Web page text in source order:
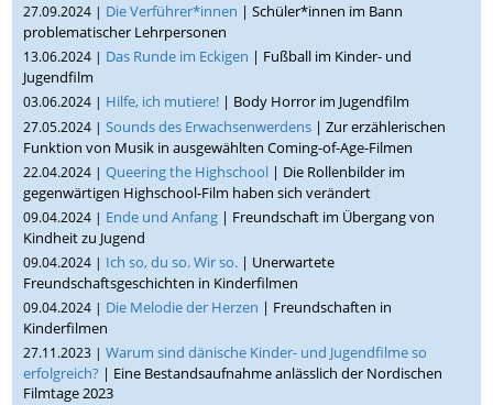
27.09.2024 | Die Verführer*innen | Schüler*innen im Bann
problematischer Lehrpersonen
13.06.2024 | Das Runde im Eckigen | Fußball im Kinder- und
Jugendfilm
03.06.2024 | Hilfe, ich mutiere! | Body Horror im Jugendfilm
27.05.2024 |Sounds des Erwachsenwerdens | Zur erzählerischen
Funktion von Musik in ausgewählten Coming-of-Age-Filmen
22.04.2024 |Queering the Highschool | Die Rollenbilder im
gegenwärtigen Highschool-Film haben sich verändert
09.04.2024 | Ende und Anfang | Freundschaft im Übergang von
Kindheit zu Jugend
09.04.2024 | Ich so, du so. Wir so. | Unerwartete
Freundschaftsgeschichten in Kinderfilmen
09.04.2024 | Die Melodie der Herzen | Freundschaften in
Kinderfilmen
27.11.2023 |Warum sind dänische Kinder- und Jugendfilme so
erfolgreich? | Eine Bestandsaufnahme anlässlich der Nordischen
Filmtage 2023